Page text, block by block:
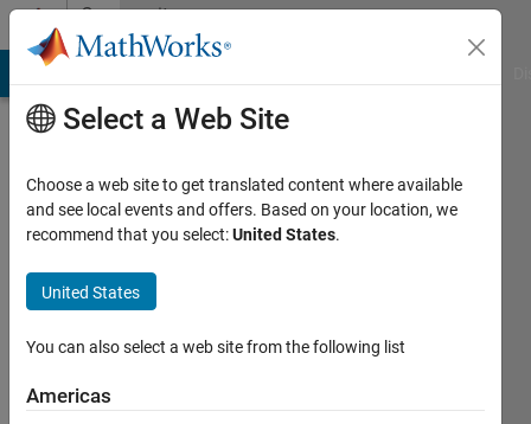
Skip to contentCommunity
Profile
Tsubasa
Satoh
Last
years
ago
Select a Web Site
Choose a web site to get translated content where available
and see local events and offers. Based on your location, we
recommend that you select:United States.
United States
You can also select a web site from the following list
Americas